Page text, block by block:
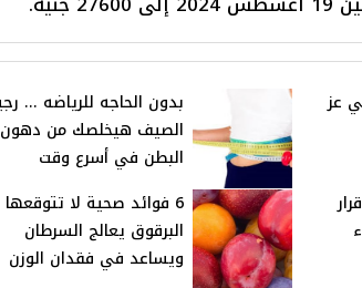
عز
بدون الحاجه للرياضه ...
الصيف هيخلصك من دهون
البطن في أسرع وقت
6 فوائد صحية لا تتوقعها
البرقوق يعالج السرطان
ويساعد في فقدان الوزن